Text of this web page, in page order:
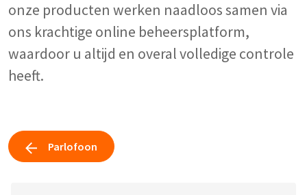
onze producten werken naadloos samen via
ons krachtige online beheersplatform,
waardoor u altijd en overal volledige controle
heeft.
Parlofoon